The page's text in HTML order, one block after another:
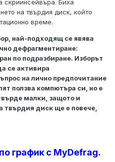
скриинсейвъра. Биха
на твърдия диск, който
време.
най-подходящ се явява
дефрагментиране:
по подразбиране. Изборът
се активира
на лично предпочитание
ползва компютъра си, но е
малки, защото и
твърдия диск ще е повече,
график с MyDefrag.